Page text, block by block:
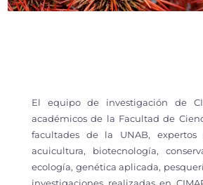
El equipo de investigación de
académicos de la Facultad de
facultades de la UNAB,
acuicultura, biotecnología,
ecología, genética aplicada,
investigaciones realizadas en